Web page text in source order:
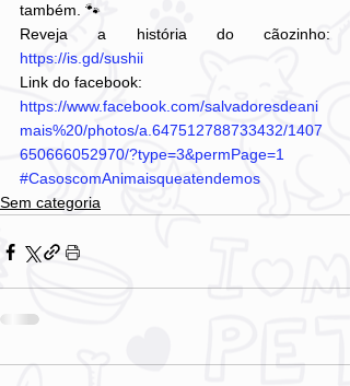
também. 🐾
https://is.gd/sushii
Link do facebook:
https://www.facebook.com/salvadoresdeani
mais%20/photos/a.647512788733432/1407
650666052970/?type=3&permPage=1
#CasoscomAnimaisqueatendemos
Sem categoria